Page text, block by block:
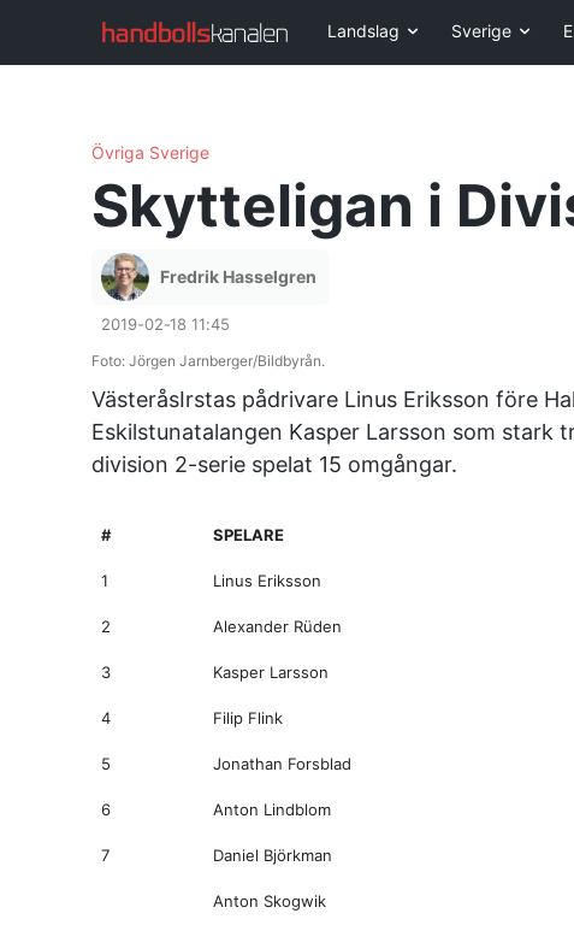
Landslag Sverige
Övriga Sverige
Skytteligan i
Fredrik Hasselgren
2019-02-18 11:45
Foto: Jörgen Jarnberger/Bildbyrån.
VästeråsIrstas pådrivare Linus Eriksson före
Eskilstunatalangen Kasper Larsson som stark
division 2-serie spelat 15 omgångar.
# SPELARE
1 Linus Eriksson
2 Alexander Rüden
3 Kasper Larsson
4 Filip Flink
5 Jonathan Forsblad
6 Anton Lindblom
7 Daniel Björkman
Anton Skogwik